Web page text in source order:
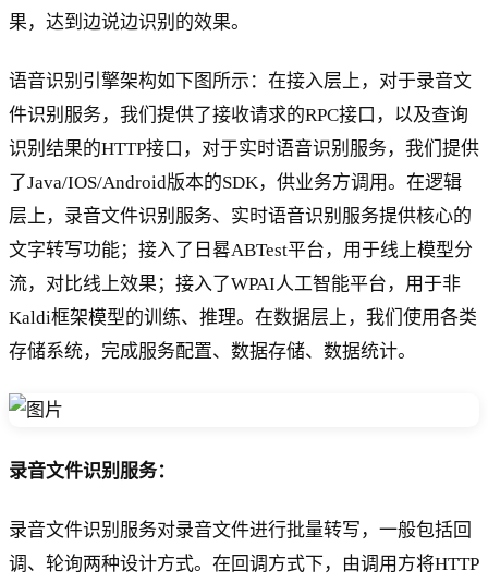
果，达到边说边识别的效果。
语音识别引擎架构如下图所示：在接入层上，对于录音文
件识别服务，我们提供了接收请求的RPC接口，以及查询
识别结果的HTTP接口，对于实时语音识别服务，我们提供
了Java/IOS/Android版本的SDK，供业务方调用。在逻辑
层上，录音文件识别服务、实时语音识别服务提供核心的
文字转写功能；接入了日晷ABTest平台，用于线上模型分
流，对比线上效果；接入了WPAI人工智能平台，用于非
Kaldi框架模型的训练、推理。在数据层上，我们使用各类
存储系统，完成服务配置、数据存储、数据统计。
录音文件识别服务：
录音文件识别服务对录音文件进行批量转写，一般包括回
调、轮询两种设计方式。在回调方式下，由调用方将HTTP